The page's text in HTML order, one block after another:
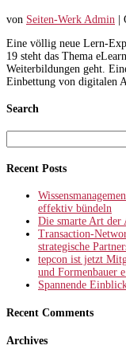
von Seiten-Werk Admin
Eine völlig neue Lern-
19 steht das Thema
Weiterbildungen geht.
Einbettung von digitalen
Search
nach:
Recent Posts
effektiv bündeln
Die smarte Art
Transaction-
strategische
tepcon ist jetzt
und Formenbauer
Spannende
Recent Comments
Archives